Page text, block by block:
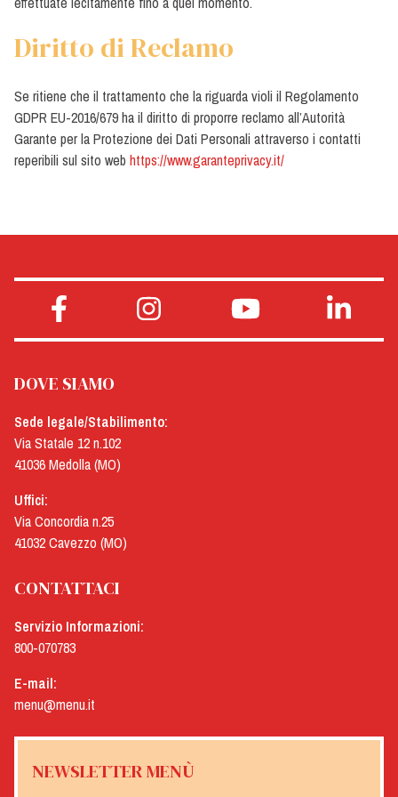
Diritto di Reclamo
Se ritiene che il trattamento che la riguarda violi il Regolamento
GDPR EU-2016/679 ha il diritto di proporre reclamo all’Autorità
Garante per la Protezione dei Dati Personali attraverso i contatti
reperibili sul sito web https://www.garanteprivacy.it/
DOVE SIAMO
Sede legale/Stabilimento:
Via Statale 12 n.102
41036 Medolla (MO)
Uffici:
Via Concordia n.25
41032 Cavezzo (MO)
CONTATTACI
Servizio Informazioni:
800-070783
E-mail:
menu@menu.it
NEWSLETTER MENÙ